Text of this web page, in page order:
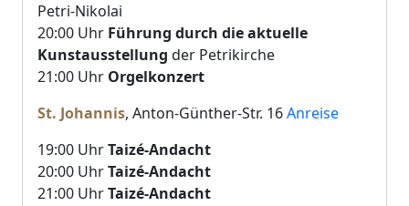
Petri-Nikolai
20:00 Uhr Führung durch die aktuelle
Kunstausstellung der Petrikirche
21:00 Uhr Orgelkonzert
St. Johannis, Anton-Günther-Str. 16Anreise
19:00 UhrTaizé-Andacht
20:00 UhrTaizé-Andacht
21:00 UhrTaizé-Andacht